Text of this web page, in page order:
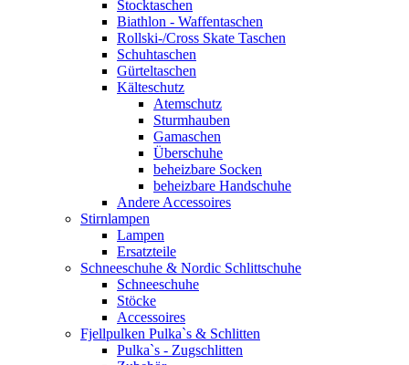
Stocktaschen
Biathlon - Waffentaschen
Rollski-/Cross Skate Taschen
Schuhtaschen
Gürteltaschen
Kälteschutz
Atemschutz
Sturmhauben
Gamaschen
Überschuhe
beheizbare Socken
beheizbare Handschuhe
Andere Accessoires
Stirnlampen
Lampen
Ersatzteile
Schneeschuhe & Nordic Schlittschuhe
Schneeschuhe
Stöcke
Accessoires
Fjellpulken Pulka`s & Schlitten
Pulka`s - Zugschlitten